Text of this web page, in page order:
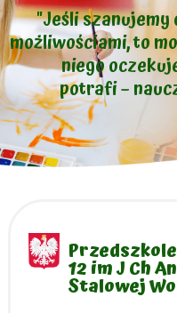
"Jeśli szanujemy
możliwościami, to
niego
potrafi –
12 im J Ch
Stalowej